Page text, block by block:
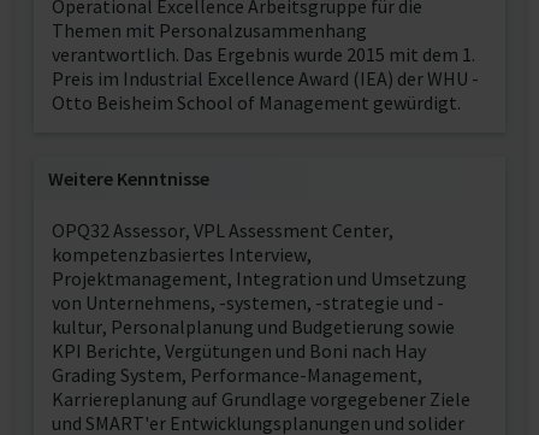
Operational Excellence Arbeitsgruppe für die
Themen mit Personalzusammenhang
verantwortlich. Das Ergebnis wurde 2015 mit dem 1.
Preis im Industrial Excellence Award (IEA) der WHU -
Otto Beisheim School of Management gewürdigt.
Weitere Kenntnisse
OPQ32 Assessor, VPL Assessment Center,
kompetenzbasiertes Interview,
Projektmanagement, Integration und Umsetzung
von Unternehmens, -systemen, -strategie und -
kultur, Personalplanung und Budgetierung sowie
KPI Berichte, Vergütungen und Boni nach Hay
Grading System, Performance-Management,
Karriereplanung auf Grundlage vorgegebener Ziele
und SMART'er Entwicklungsplanungen und solider